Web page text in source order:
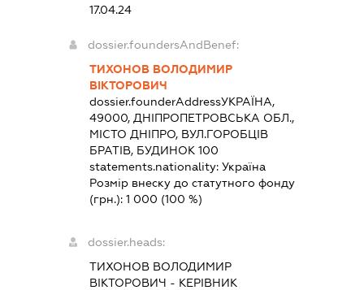
17.04.24
dossier.foundersAndBenef:
ТИХОНОВ ВОЛОДИМИР
ВІКТОРОВИЧ
dossier.founderAddressУКРАЇНА,
49000, ДНІПРОПЕТРОВСЬКА ОБЛ.,
МІСТО ДНІПРО, ВУЛ.ГОРОБЦІВ
БРАТІВ, БУДИНОК 100
statements.nationality: Україна
Розмір внеску до статутного фонду
(грн.): 1 000 (100 %)
dossier.heads:
ТИХОНОВ ВОЛОДИМИР
ВІКТОРОВИЧ - КЕРІВНИК